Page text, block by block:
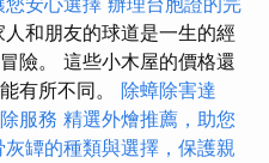
人和朋友的球道是一生的經
險。 這些小木屋的價格還
有所不同。 除蟑除害達
服務 精選外燴推薦，助您
灰罈的種類與選擇，保護親